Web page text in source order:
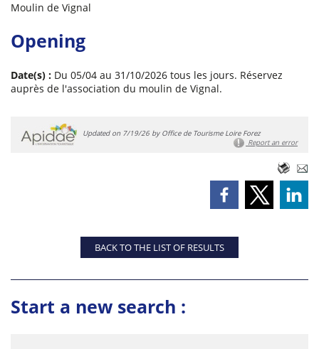
Moulin de Vignal
Opening
Date(s) : Du 05/04 au 31/10/2026 tous les jours. Réservez
auprès de l'association du moulin de Vignal.
Updated on 7/19/26 by Office de Tourisme Loire Forez
Report an error
BACK TO THE LIST OF RESULTS
Start a new search :